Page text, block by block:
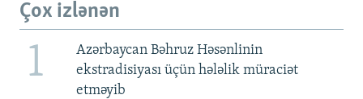
Çox izlənən
1
Azərbaycan Bəhruz Həsənlinin
ekstradisiyası üçün hələlik müraciət
etməyib